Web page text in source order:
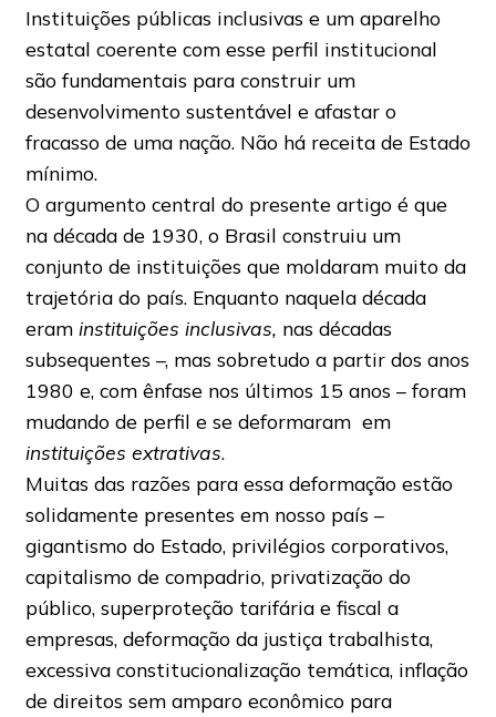
Instituições públicas inclusivas e um aparelho
estatal coerente com esse perfil institucional
são fundamentais para construir um
desenvolvimento sustentável e afastar o
fracasso de uma nação. Não há receita de Estado
mínimo.
O argumento central do presente artigo é que
na década de 1930, o Brasil construiu um
conjunto de instituições que moldaram muito da
trajetória do país. Enquanto naquela década
eram instituições inclusivas, nas décadas
subsequentes –, mas sobretudo a partir dos anos
1980 e, com ênfase nos últimos 15 anos – foram
mudando de perfil e se deformaram em
instituições extrativas.
Muitas das razões para essa deformação estão
solidamente presentes em nosso país –
gigantismo do Estado, privilégios corporativos,
capitalismo de compadrio, privatização do
público, superproteção tarifária e fiscal a
empresas, deformação da justiça trabalhista,
excessiva constitucionalização temática, inflação
de direitos sem amparo econômico para